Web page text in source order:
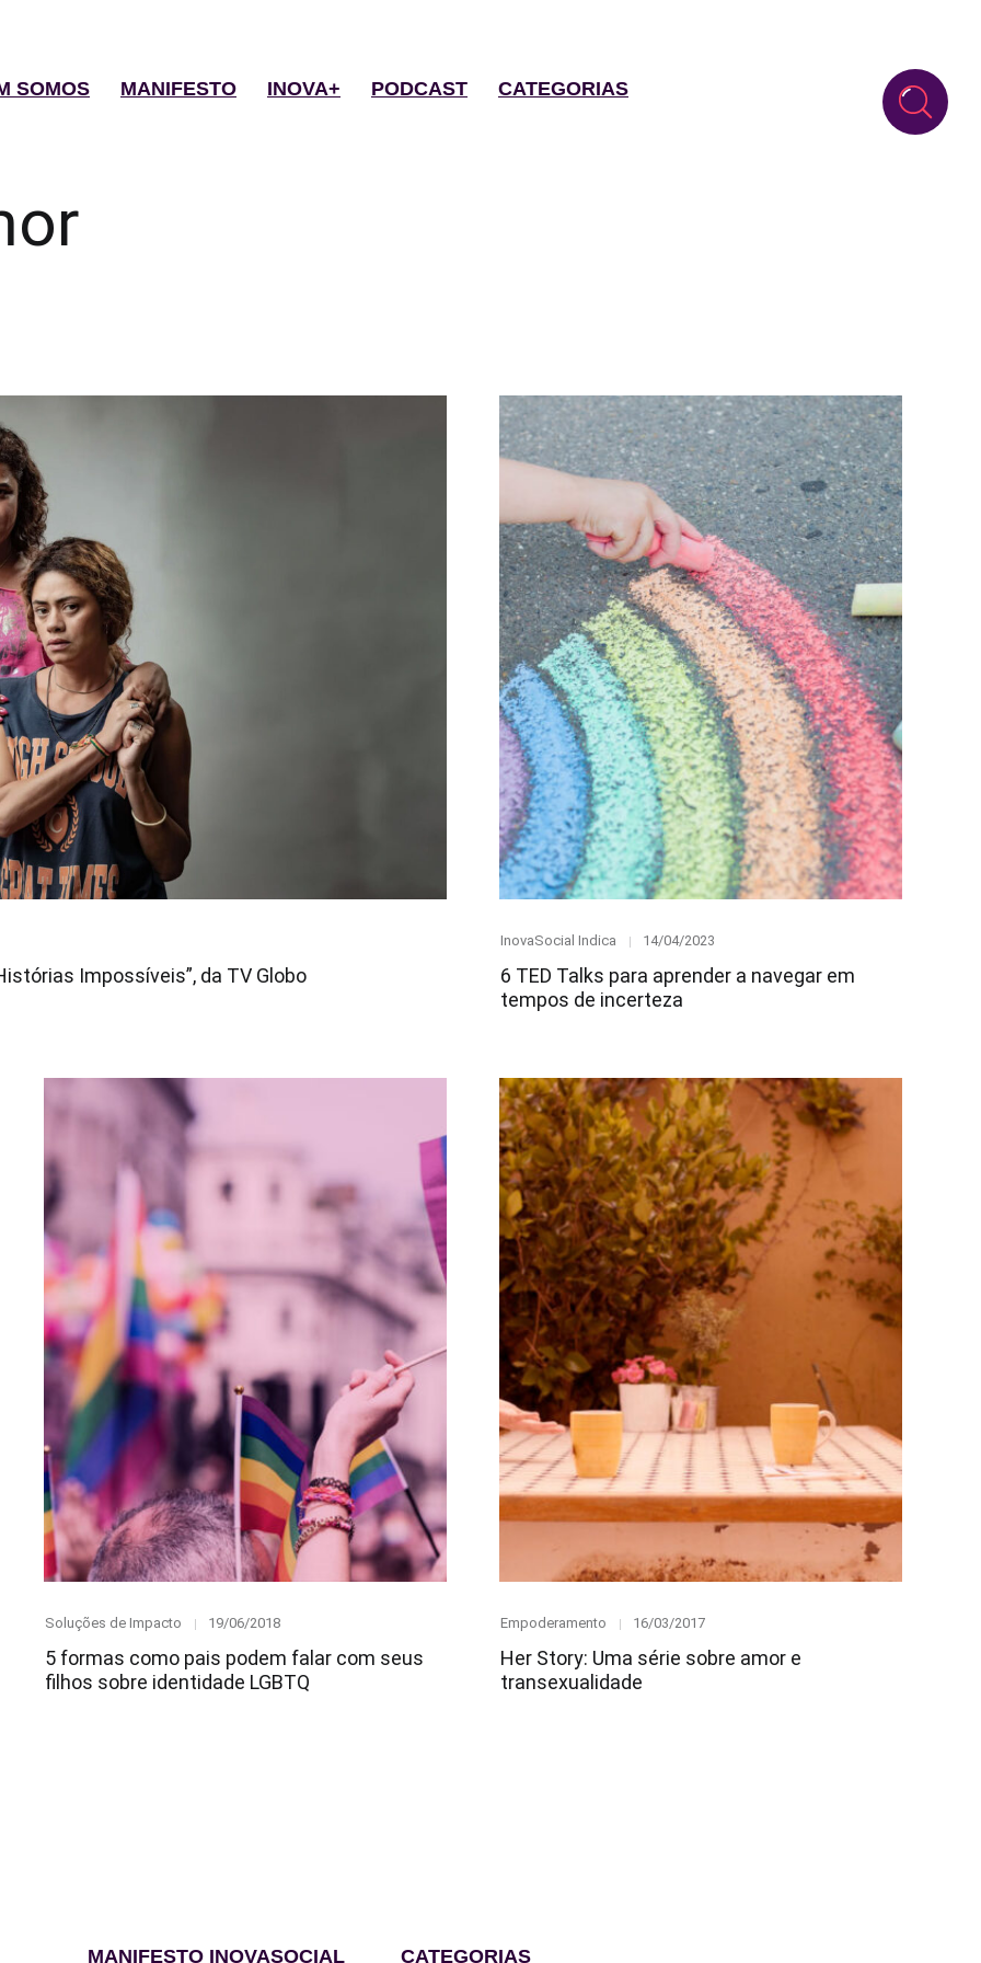
SOMOS MANIFESTO INOVA+ PODCAST CATEGORIAS
Impossíveis”, da TV Globo
Category
InovaSocial Indica
Posted
14/04/2023
6 TED Talks para aprender a navegar em
tempos de incerteza
Category
Soluções de Impacto
Posted
19/06/2018
5 formas como pais podem falar com seus
filhos sobre identidade LGBTQ
Category
Empoderamento
Posted
16/03/2017
Her Story: Uma série sobre amor e
transexualidade
MANIFESTO INOVASOCIAL CATEGORIAS